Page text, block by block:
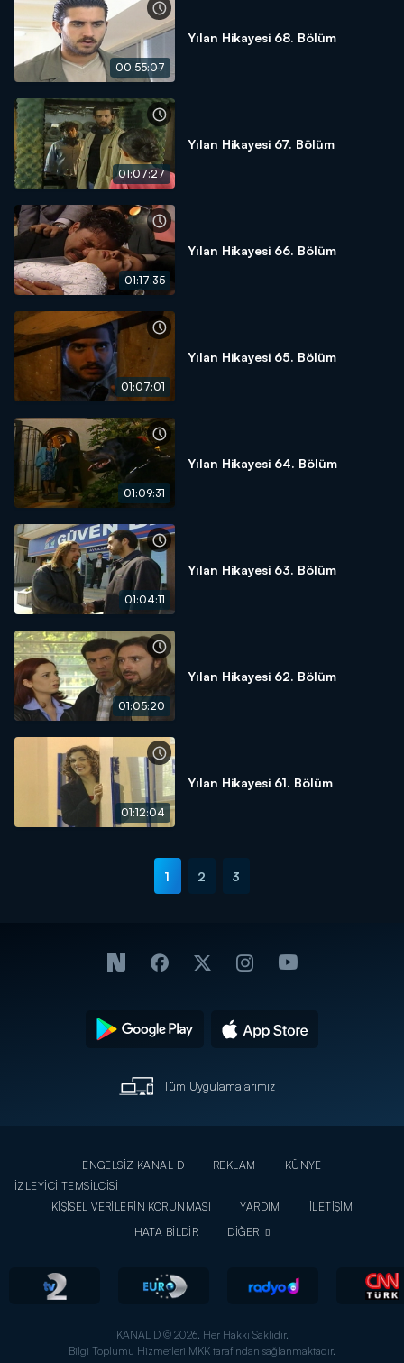
00:55:07
Yılan Hikayesi 68. Bölüm
01:07:27
Yılan Hikayesi 67. Bölüm
01:17:35
Yılan Hikayesi 66. Bölüm
01:07:01
Yılan Hikayesi 65. Bölüm
01:09:31
Yılan Hikayesi 64. Bölüm
01:04:11
Yılan Hikayesi 63. Bölüm
01:05:20
Yılan Hikayesi 62. Bölüm
01:12:04
Yılan Hikayesi 61. Bölüm
1 2 3
Tüm Uygulamalarımız
ENGELSİZ KANAL D REKLAM
KÜNYE
İZLEYİCİ TEMSİLCİSİ
KİŞİSEL VERİLERİN KORUNMASI
YARDIM
İLETİŞİM
HATA BİLDİR
DİĞER
KANAL D © 2026. Her Hakkı Saklıdır.
Bilgi Toplumu Hizmetleri MKK tarafından sağlanmaktadır.